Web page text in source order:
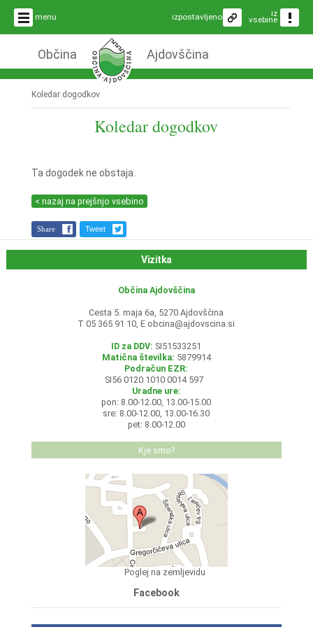
menu iz
vsebine
izpostavljeno
Občina Ajdovščina
Koledar dogodkov
Koledar dogodkov
Ta dogodek ne obstaja.
< nazaj na prejšnjo vsebino
Share Tweet
Vizitka
Občina Ajdovščina
Cesta 5. maja 6a, 5270 Ajdovščina
T 05 365 91 10, E obcina@ajdovscina.si
ID za DDV: SI51533251
Matična številka: 5879914
Podračun EZR:
SI56 0120 1010 0014 597
Uradne ure:
pon: 8.00-12.00, 13.00-15.00
sre: 8.00-12.00, 13.00-16.30
pet: 8.00-12.00
Kje smo?
Poglej na zemljevidu
Facebook